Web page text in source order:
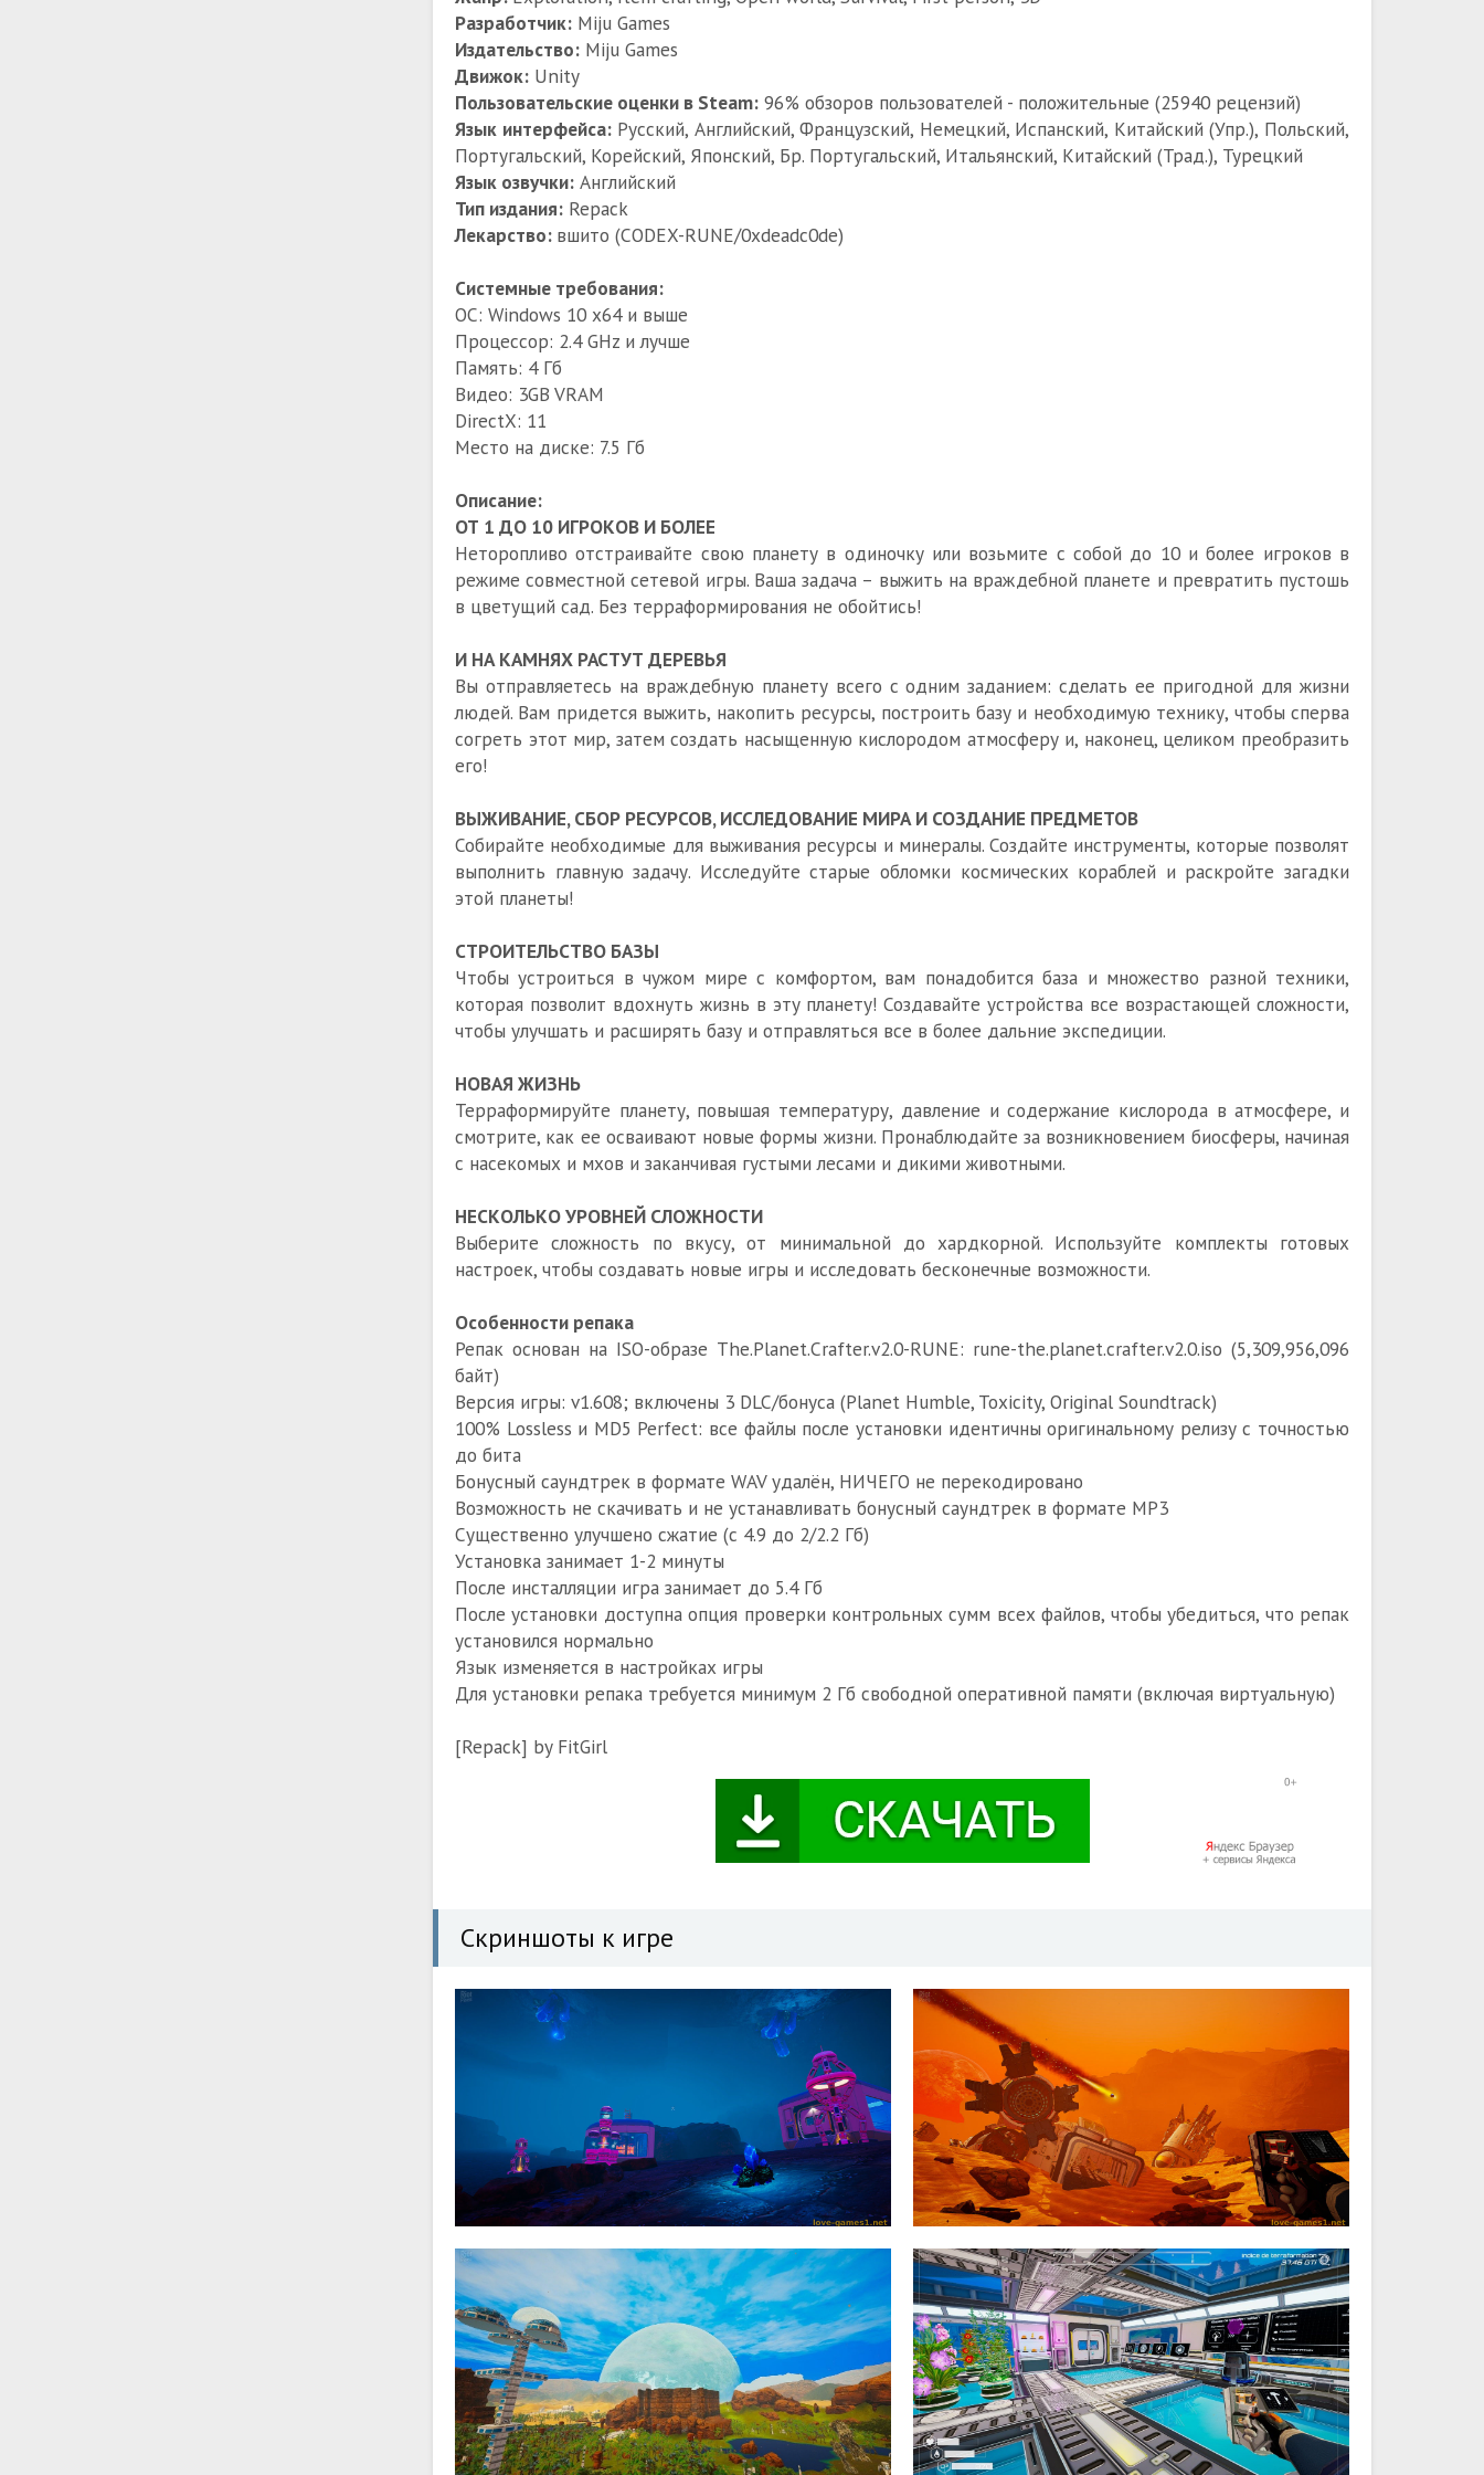
Разработчик: Miju Games
Издательство: Miju Games
Движок: Unity
Пользовательские оценки в Steam: 96% обзоров пользователей - положительные (25940 рецензий)
Язык интерфейса:Русский, Английский, Французский, Немецкий, Испанский, Китайский (Упр.), Польский,
Португальский, Корейский, Японский, Бр. Португальский, Итальянский, Китайский (Трад.), Турецкий
Язык озвучки: Английский
Тип издания: Repack
Лекарство: вшито (CODEX-RUNE/0xdeadc0de)
Системные требования:
ОС: Windows 10 x64 и выше
Процессор: 2.4 GHz и лучше
Память: 4 Гб
Видео: 3GB VRAM
DirectX: 11
Место на диске: 7.5 Гб
Описание:
ОТ 1 ДО 10 ИГРОКОВ И БОЛЕЕ
Неторопливо отстраивайте свою планету в одиночку или возьмите с собой до 10 и более игроков в
режиме совместной сетевой игры. Ваша задача – выжить на враждебной планете и превратить пустошь
в цветущий сад. Без терраформирования не обойтись!
И НА КАМНЯХ РАСТУТ ДЕРЕВЬЯ
Вы отправляетесь на враждебную планету всего с одним заданием: сделать ее пригодной для жизни
людей. Вам придется выжить, накопить ресурсы, построить базу и необходимую технику, чтобы сперва
согреть этот мир, затем создать насыщенную кислородом атмосферу и, наконец, целиком преобразить
его!
ВЫЖИВАНИЕ, СБОР РЕСУРСОВ, ИССЛЕДОВАНИЕ МИРА И СОЗДАНИЕ ПРЕДМЕТОВ
Собирайте необходимые для выживания ресурсы и минералы. Создайте инструменты, которые позволят
выполнить главную задачу. Исследуйте старые обломки космических кораблей и раскройте загадки
этой планеты!
СТРОИТЕЛЬСТВО БАЗЫ
Чтобы устроиться в чужом мире с комфортом, вам понадобится база и множество разной техники,
которая позволит вдохнуть жизнь в эту планету! Создавайте устройства все возрастающей сложности,
чтобы улучшать и расширять базу и отправляться все в более дальние экспедиции.
НОВАЯ ЖИЗНЬ
Терраформируйте планету, повышая температуру, давление и содержание кислорода в атмосфере, и
смотрите, как ее осваивают новые формы жизни. Пронаблюдайте за возникновением биосферы, начиная
с насекомых и мхов и заканчивая густыми лесами и дикими животными.
НЕСКОЛЬКО УРОВНЕЙ СЛОЖНОСТИ
Выберите сложность по вкусу, от минимальной до хардкорной. Используйте комплекты готовых
настроек, чтобы создавать новые игры и исследовать бесконечные возможности.
Особенности репака
Репак основан на ISO-образе The.Planet.Crafter.v2.0-RUNE: rune-the.planet.crafter.v2.0.iso (5,309,956,096
байт)
Версия игры: v1.608; включены 3 DLC/бонуса (Planet Humble, Toxicity, Original Soundtrack)
100% Lossless и MD5 Perfect: все файлы после установки идентичны оригинальному релизу с точностью
до бита
Бонусный саундтрек в формате WAV удалён, НИЧЕГО не перекодировано
Возможность не скачивать и не устанавливать бонусный саундтрек в формате MP3
Существенно улучшено сжатие (с 4.9 до 2/2.2 Гб)
Установка занимает 1-2 минуты
После инсталляции игра занимает до 5.4 Гб
После установки доступна опция проверки контрольных сумм всех файлов, чтобы убедиться, что репак
установился нормально
Язык изменяется в настройках игры
Для установки репака требуется минимум 2 Гб свободной оперативной памяти (включая виртуальную)
[Repack] by FitGirl
Скриншоты к игре